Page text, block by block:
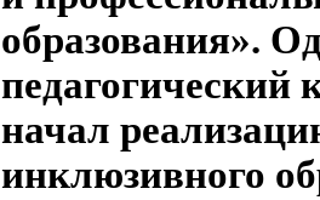
образования».
педагогический
начал
инклюзивного